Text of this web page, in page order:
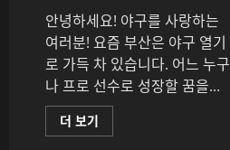
인
트
정
리
에
대
해
더
보
안녕하세요! 야구를 사랑하는
여러분! 요즘 부산은 야구 열기
로 가득 차 있습니다. 어느 누구
나 프로 선수로 성장할 꿈을...
더 보기
산